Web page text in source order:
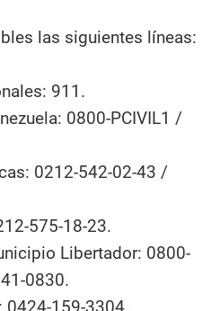
las siguientes líneas:
911.
0800-PCIVIL1 /
0212-542-02-43 /
575-18-23.
Libertador: 0800-
0830.
0424-159-3304.